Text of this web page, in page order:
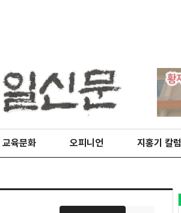
교육문화 오피니언 지홍기 칼럼